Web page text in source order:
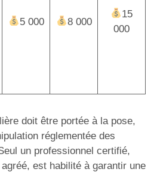
5 000 8 000
15
000
doit être portée à la pose,
réglementée des
un professionnel certifié,
est habilité à garantir une